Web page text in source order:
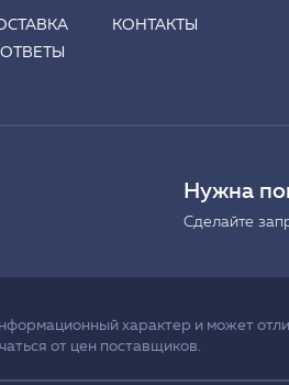
КОНТАКТЫ
Нужна
Сделайте
характер и может
от цен поставщиков.